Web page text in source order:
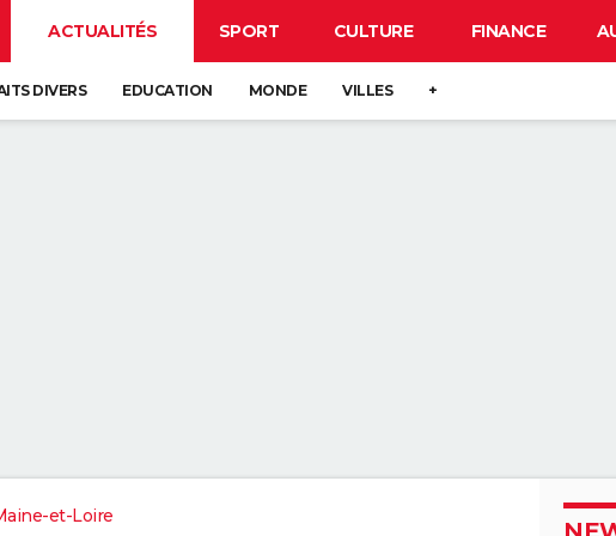
ACTUALITÉS SPORT CULTURE FINANCE
DIVERS EDUCATION MONDE VILLES +
et-Loire